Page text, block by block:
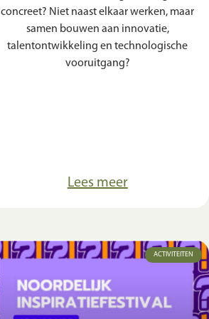
concreet? Niet naast elkaar werken, maar
samen bouwen aan innovatie,
talentontwikkeling en technologische
vooruitgang?
Lees meer
ACTIVITEITEN